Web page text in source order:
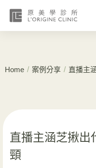
Home / 案例分享 / 直播主
直播主涵芝揪出
頸